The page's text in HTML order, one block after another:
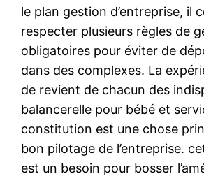
le plan gestion d’entreprise, il
respecter plusieurs règles de
obligatoires pour éviter de
dans des complexes. La
de revient de chacun des
balancerelle pour bébé et
constitution est une chose
bon pilotage de l’entreprise.
est un besoin pour bosser